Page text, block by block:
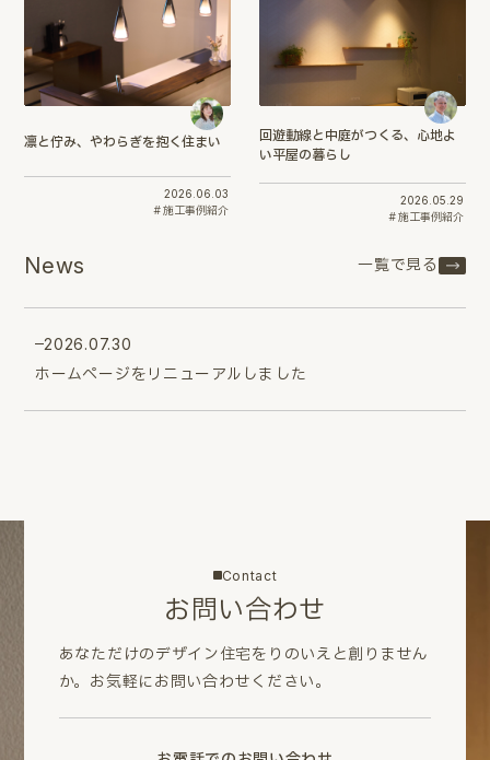
凛と佇み、やわらぎを抱く住まい
2026.06.03
施工事例紹介
回遊動線と中庭がつくる、心地よ
い平屋の暮らし
2026.05.29
施工事例紹介
News 一覧で見る
2026.07.30
ホームページをリニューアルしました
Contact
お問い合わせ
あなただけのデザイン住宅をりのいえと創りません
か。 お気軽にお問い合わせください。